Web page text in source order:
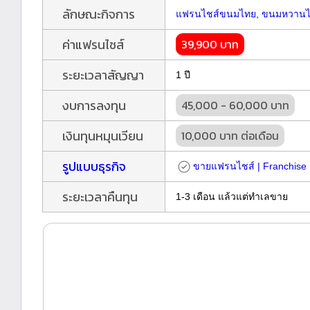
ลักษณะกิจการ แฟรนไชส์ขนมไทย, ขนมหวาน
ค่าแฟรนไชส์ 39,900 บาท
ระยะเวลาสัญญา 1 ปี
งบการลงทุน 45,000 - 60,000 บาท
เงินทุนหมุนเวียน 10,000 บาท ต่อเดือน
รูปแบบธุรกิจ ขายแฟรนไชส์ | Franchise
ระยะเวลาคืนทุน 1-3 เดือน แล้วแต่ทำเลขาย